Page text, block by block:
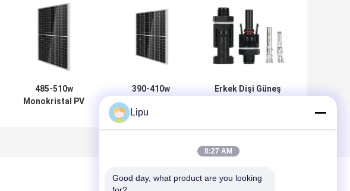
485-510w
Monokristal PV
390-410w
Güneş Modülü
182 Monokristal
Erkek Dişi Güneş
Lipu
8:27 AM
Good day, what product are you looking